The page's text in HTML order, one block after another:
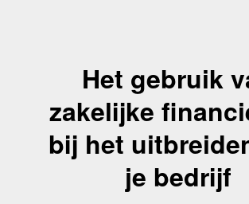
Het gebruik
zakelijke
bij het
je bedrijf